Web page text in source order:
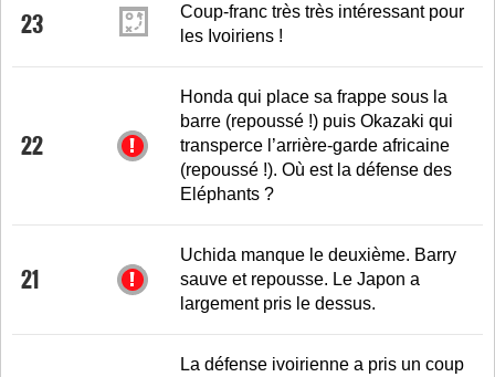
23
Coup-franc très très intéressant pour
les Ivoiriens !
22
Honda qui place sa frappe sous la
barre (repoussé !) puis Okazaki qui
transperce l’arrière-garde africaine
(repoussé !). Où est la défense des
Eléphants ?
21
Uchida manque le deuxième. Barry
sauve et repousse. Le Japon a
largement pris le dessus.
La défense ivoirienne a pris un coup